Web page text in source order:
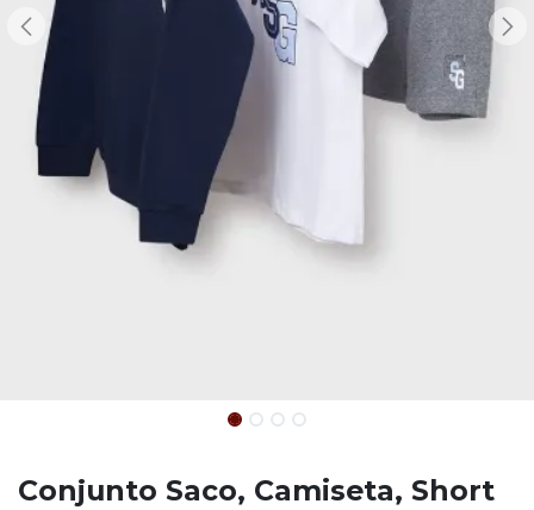
Conjunto Saco, Camiseta, Short